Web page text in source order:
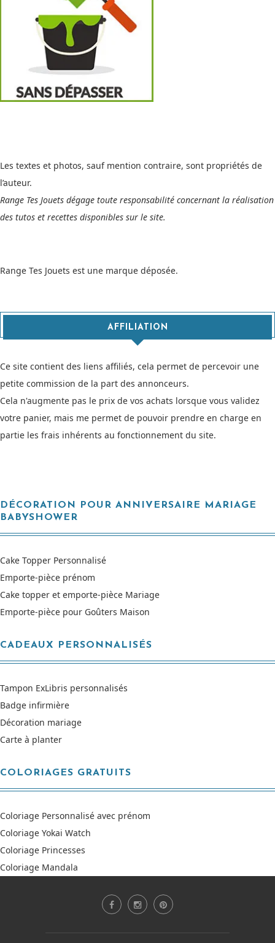
Les textes et photos, sauf mention contraire, sont propriétés de
l’auteur.
Range Tes Jouets dégage toute responsabilité concernant la réalisation
des tutos et recettes disponibles sur le site.
Range Tes Jouets est une marque déposée.
AFFILIATION
Ce site contient des liens affiliés, cela permet de percevoir une
petite commission de la part des annonceurs.
Cela n'augmente pas le prix de vos achats lorsque vous validez
votre panier, mais me permet de pouvoir prendre en charge en
partie les frais inhérents au fonctionnement du site.
DÉCORATION POUR ANNIVERSAIRE MARIAGE
BABYSHOWER
Cake Topper Personnalisé
Emporte-pièce prénom
Cake topper et emporte-pièce Mariage
Emporte-pièce pour Goûters Maison
CADEAUX PERSONNALISÉS
Tampon ExLibris personnalisés
Badge infirmière
Décoration mariage
Carte à planter
COLORIAGES GRATUITS
Coloriage Personnalisé avec prénom
Coloriage Yokai Watch
Coloriage Princesses
Coloriage Mandala